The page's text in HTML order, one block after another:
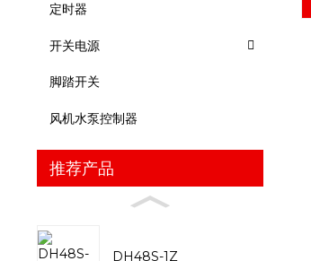
定时器
开关电源
脚踏开关
风机水泵控制器
推荐产品
DH48S-1Z